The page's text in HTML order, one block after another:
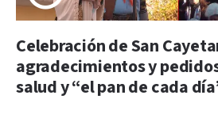
Celebración de San
agradecimientos y
salud y “el pan de cada